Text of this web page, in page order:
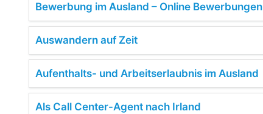
Bewerbung im Ausland – Online Bewerbungen
Auswandern auf Zeit
Aufenthalts- und Arbeitserlaubnis im Ausland
Als Call Center-Agent nach Irland